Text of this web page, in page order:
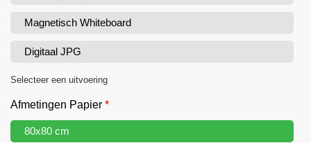
Magnetisch Whiteboard
Digitaal JPG
Selecteer een uitvoering
Afmetingen Papier *
80x80 cm